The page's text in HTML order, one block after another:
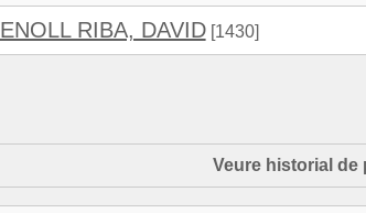
RIBA, DAVID[1430]
Veure historial de